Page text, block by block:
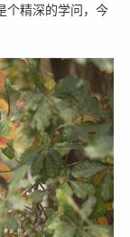
个精深的学问，今